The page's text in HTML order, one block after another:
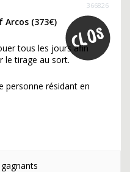
366826
Arcos (373€)
tous les jours afin
le tirage au sort.
personne résidant en